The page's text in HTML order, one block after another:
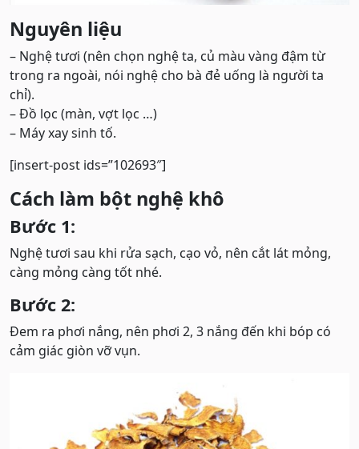
Nguyên liệu
– Nghệ tươi (nên chọn nghệ ta, củ màu vàng đậm từ
trong ra ngoài, nói nghệ cho bà đẻ uống là người ta
chỉ).
– Đồ lọc (màn, vợt lọc …)
– Máy xay sinh tố.
[insert-post ids=”102693″]
Cách làm bột nghệ khô
Bước 1:
Nghệ tươi sau khi rửa sạch, cạo vỏ, nên cắt lát mỏng,
càng mỏng càng tốt nhé.
Bước 2:
Đem ra phơi nắng, nên phơi 2, 3 nắng đến khi bóp có
cảm giác giòn vỡ vụn.